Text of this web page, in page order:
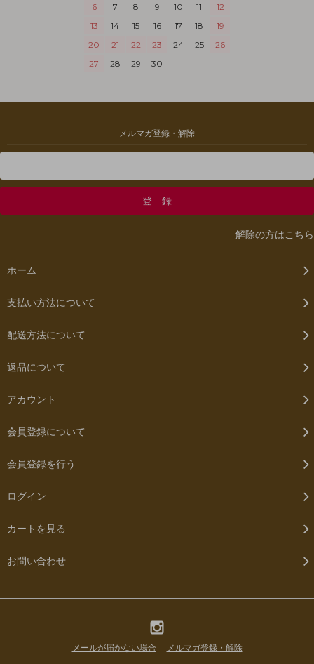
6
7 8 9 10 11
12
13
14 15 16 17 18
19
20
21 22 23 24 25
26
27
28 29 30
メルマガ登録・解除
解除の方はこちら
ホーム
支払い方法について
配送方法について
返品について
アカウント
会員登録について
会員登録を行う
ログイン
カートを見る
お問い合わせ
メールが届かない場合 メルマガ登録・解除